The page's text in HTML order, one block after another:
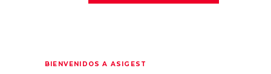
BIENVENIDOS A ASIGEST